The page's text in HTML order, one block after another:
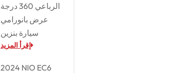
الرباعي 360 درجة
عرض بانورامي
سيارة بنزين
إقرأ المزيد
2024 NIO EC6